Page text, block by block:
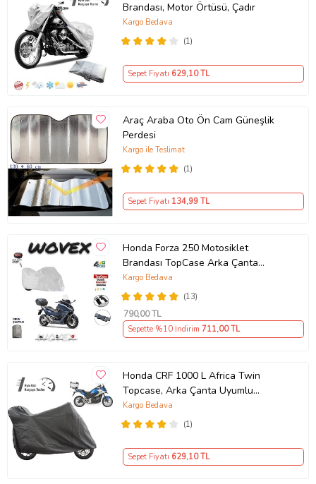
Brandası, Motor Örtüsü, Çadır
(1)
Kargo Bedava
Sepet Fiyatı 629,10 TL
Araç Araba Oto Ön Cam Güneşlik
Perdesi
(1)
Kargo ile Teslimat
Sepet Fiyatı 134,99 TL
Honda Forza 250 Motosiklet
Brandası TopCase Arka Çanta
Uyumlu Branda,Örtü
(13)
Kargo Bedava
790,00 TL
Sepette %10 İndirim 711,00 TL
Honda CRF 1000 L Africa Twin
Topcase, Arka Çanta Uyumlu
Motosiklet Branda, Motor Örtüsü ,
Çadır
(1)
Kargo Bedava
Sepet Fiyatı 629,10 TL